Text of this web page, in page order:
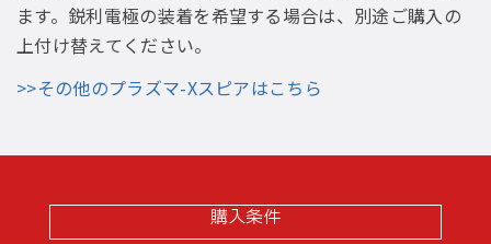
ます。鋭利電極の装着を希望する場合は、別途ご購入の
上付け替えてください。
>>その他のプラズマ-Xスピアはこちら
購入条件